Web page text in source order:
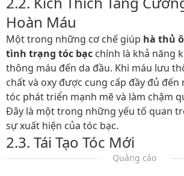
Hoàn Máu
Một trong những cơ chế giúp hà thủ
tình trạng tóc bạc chính là khả năng
thông máu đến da đầu. Khi máu lưu
chất và oxy được cung cấp đầy đủ đến
tóc phát triển mạnh mẽ và làm chậm
Đây là một trong những yếu tố quan
sự xuất hiện của tóc bạc.
2.3. Tái Tạo Tóc Mới
Quảng cáo